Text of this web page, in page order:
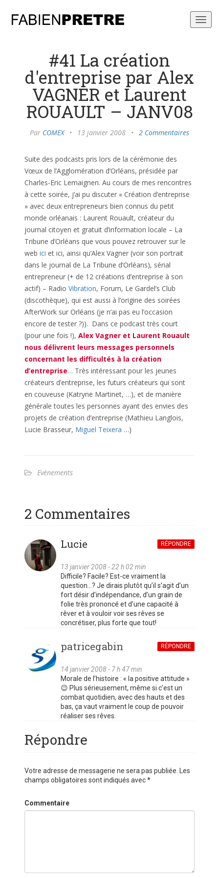
#41 La création
d'entreprise par Alex
VAGNER et Laurent
ROUAULT – JANV08
Par COMEX • 13 janvier 2008 • 2 Commentaires
Suite des podcasts pris lors de la cérémonie des
Vœux de l’Agglomération d’Orléans, présidée par
Charles-Eric Lemaignen. Au cours de mes rencontres
à cette soirée, j’ai pu discuter « Création d’entreprise
» avec deux entrepreneurs bien connus du petit
monde orléanais : Laurent Rouault, créateur du
journal citoyen et gratuit d’information locale – La
Tribune d’Orléans que vous pouvez retrouver sur le
web ici et ici, ainsi qu’Alex Vagner (voir son portrait
dans le journal de La Tribune d’Orléans), sérial
entrepreneur (+ de 12 créations d’entreprise à son
actif) – Radio Vibration, Forum, Le Gardel’s Club
(discothèque), qui est aussi à l’origine des soirées
AfterWork sur Orléans (je n’ai pas eu l’occasion
encore de tester ?)). Dans ce podcast très court
(pour une fois !), Alex Vagner et Laurent Rouault
nous délivrent leurs messages personnels
concernant les difficultés à la création
d’entreprise… Très intéressant pour les jeunes
créateurs d’entreprise, les futurs créateurs qui sont
en couveuse (Katryne Martinet, …), et de manière
générale toutes les personnes ayant des envies des
projets de création d’entreprise (Mathieu Langlois,
Lucie Brasseur, Miguel Teixera …)
Evènements
2 Commentaires
Lucie
13 janvier 2008 - 22 h 02 min
RÉPONDRE
Difficile? Facile? Est-ce vraiment la
question…? Je dirais plutôt qu’il s’agit d’un
fort désir d’indépendance, d’un grain de
folie très prononcé et d’une capacité à
rêver et à vouloir voir ses rêves se
concrétiser, plus forte que tout!
patricegabin
14 janvier 2008 - 7 h 47 min
RÉPONDRE
Morale de l’histoire : « la positive attitude »
😉 Plus sérieusement, même si c’est un
combat quotidien, avec des hauts et des
bas, ça vaut vraiment le coup de pouvoir
réaliser ses rêves.
Répondre
Votre adresse de messagerie ne sera pas publiée.
Les
champs obligatoires sont indiqués avec*
Commentaire